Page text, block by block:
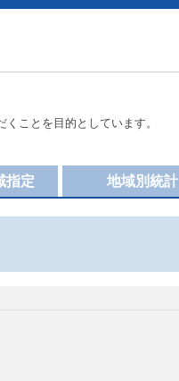
ことを目的としています。
地域別統計
指定